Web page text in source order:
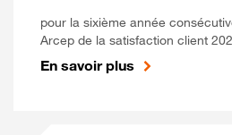
pour la sixième année
Arcep de la satisfaction client
En savoir plus